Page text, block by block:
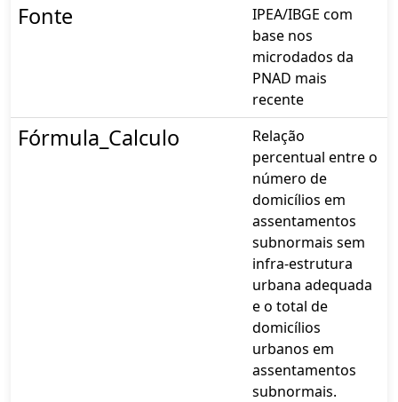
Fonte
IPEA/IBGE com
base nos
microdados da
PNAD mais
recente
Fórmula_Calculo
Relação
percentual entre o
número de
domicílios em
assentamentos
subnormais sem
infra-estrutura
urbana adequada
e o total de
domicílios
urbanos em
assentamentos
subnormais.